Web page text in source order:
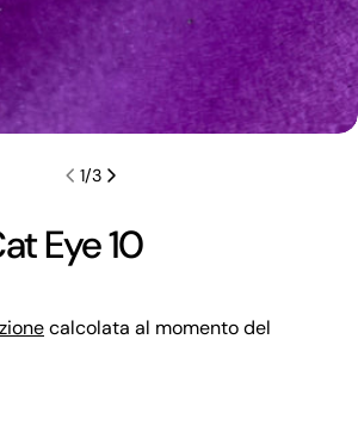
1/3
Eye 10
calcolata al momento del